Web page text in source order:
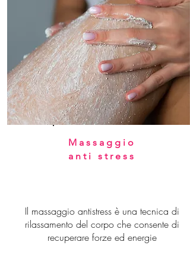
Massaggio
anti stress
Il massaggio antistress è una tecnica di
rilassamento del corpo che consente di
recuperare forze ed energie